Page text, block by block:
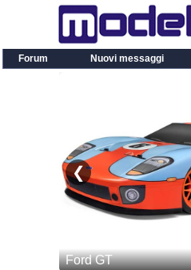
Forum Nuovi messaggi